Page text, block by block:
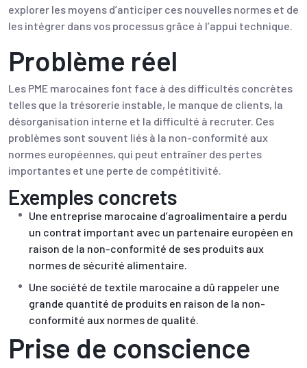
explorer les moyens d’anticiper ces nouvelles normes et de
les intégrer dans vos processus grâce à l’appui technique.
Problème réel
Les PME marocaines font face à des difficultés concrètes
telles que la trésorerie instable, le manque de clients, la
désorganisation interne et la difficulté à recruter. Ces
problèmes sont souvent liés à la non-conformité aux
normes européennes, qui peut entraîner des pertes
importantes et une perte de compétitivité.
Exemples concrets
Une entreprise marocaine d’agroalimentaire a perdu
un contrat important avec un partenaire européen en
raison de la non-conformité de ses produits aux
normes de sécurité alimentaire.
Une société de textile marocaine a dû rappeler une
grande quantité de produits en raison de la non-
conformité aux normes de qualité.
Prise de conscience